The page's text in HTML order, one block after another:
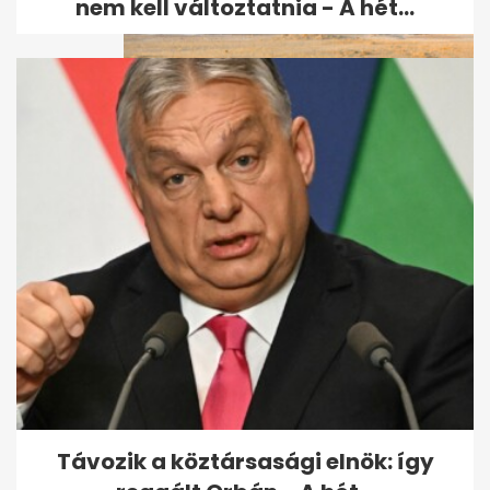
Több mint 25 ezer halottat
hagytak a hőhullámok
Európában, és...
nem kell változtatnia - A hét...
Távozik a köztársasági elnök: így